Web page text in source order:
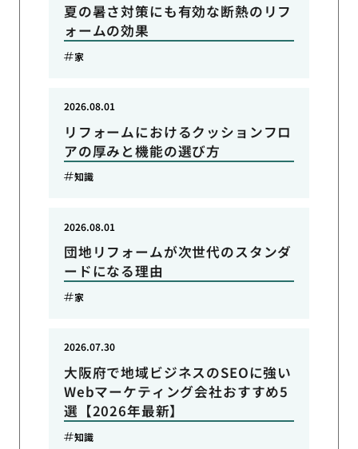
夏の暑さ対策にも有効な断熱のリフ
ォームの効果
家
リフォームにおけるクッションフロ
アの厚みと機能の選び方
2026.08.01
知識
団地リフォームが次世代のスタンダ
ードになる理由
2026.08.01
家
大阪府で地域ビジネスのSEOに強い
Webマーケティング会社おすすめ5
選【2026年最新】
2026.07.30
知識